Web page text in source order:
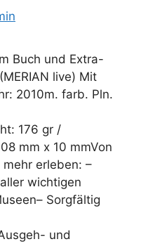
Buch und Extra-
live) Mit
2010m. farb. Pln.
176 gr /
mm x 10 mmVon
mehr erleben: –
wichtigen
Sorgfältig
und